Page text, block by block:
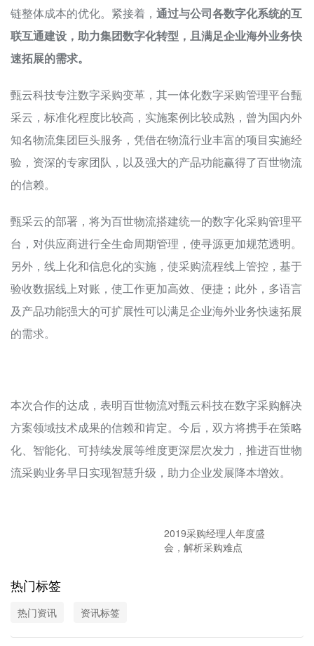
链整体成本的优化。紧接着， 通过与公司各数字化系统的互
联互通建设，助力集团数字化转型，且满足企业海外业务快
速拓展的需求。
甄云科技专注数字采购变革，其一体化数字采购管理平台甄
采云，标准化程度比较高，实施案例比较成熟，曾为国内外
知名物流集团巨头服务，凭借在物流行业丰富的项目实施经
验，资深的专家团队，以及强大的产品功能赢得了百世物流
的信赖。
甄采云的部署，将为百世物流搭建统一的数字化采购管理平
台，对供应商进行全生命周期管理，使寻源更加规范透明。
另外，线上化和信息化的实施，使采购流程线上管控，基于
验收数据线上对账，使工作更加高效、便捷；此外，多语言
及产品功能强大的可扩展性可以满足企业海外业务快速拓展
的需求。
本次合作的达成，表明百世物流对甄云科技在数字采购解决
方案领域技术成果的信赖和肯定。今后，双方将携手在策略
化、智能化、可持续发展等维度更深层次发力，推进百世物
流采购业务早日实现智慧升级，助力企业发展降本增效。
2019采购经理人年度盛
会，解析采购难点
热门标签
热门资讯 资讯标签